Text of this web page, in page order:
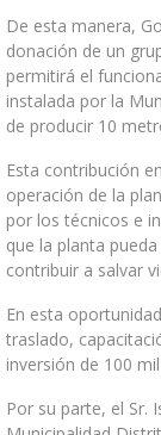
Línea Ética -
offs.com
Intranet
De esta manera,
donación de un
permitirá el
instalada por la
de producir 10
Esta contribución
operación de la
por los técnicos e
que la planta
contribuir a salvar
En esta
traslado,
inversión de 100
Por su parte, el Sr.